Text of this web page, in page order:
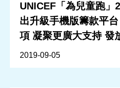
UNICEF「為兒童跑」
出升級手機版籌款平
項 凝聚更廣大支持 發
2019-09-05